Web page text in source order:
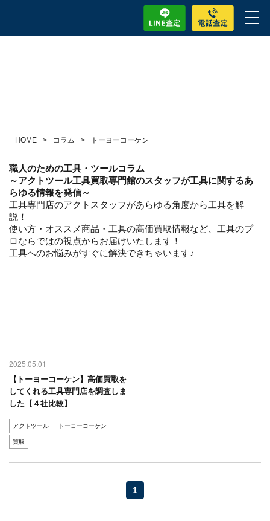
HOME > コラム > トーヨーコーケン
職人のための工具・ツールコラム
～アクトツール工具買取専門館のスタッフが工具に関するあ
らゆる情報を発信～
工具専門店のアクトスタッフがあらゆる角度から工具を解
説！
使い方・オススメ商品・工具の高価買取情報など、工具のプ
ロならではの視点からお届けいたします！
工具へのお悩みがすぐに解決できちゃいます♪
2025.05.01
【トーヨーコーケン】高価買取を
してくれる工具専門店を調査しま
した【４社比較】
アクトツール トーヨーコーケン
買取
1